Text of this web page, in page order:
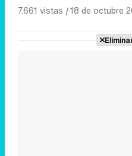
7.661 vistas |18 de octubre